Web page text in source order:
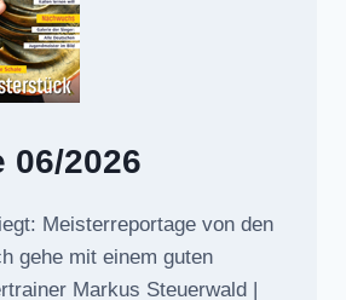
06/2026
Meisterreportage von den
gehe mit einem guten
Markus Steuerwald |